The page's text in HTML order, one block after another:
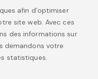
afin d’optimiser
site web. Avec ces
des informations sur
demandons votre
statistiques.